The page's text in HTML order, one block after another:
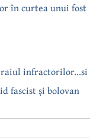
în curtea unui fost
infractorilor...si
fascist și bolovan